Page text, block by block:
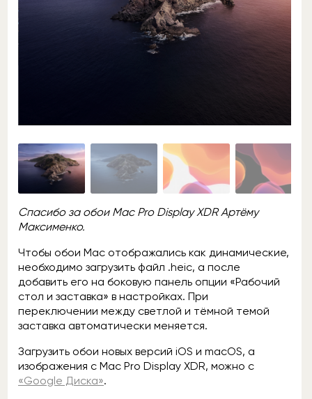
Спасибо за обои Mac Pro Display XDR Артёму
Максименко.
Чтобы обои Mac отображались как динамические,
необходимо загрузить файл .heic, а после
добавить его на боковую панель опции «Рабочий
стол и заставка» в настройках. При
переключении между светлой и тёмной темой
заставка автоматически меняется.
Загрузить обои новых версий iOS и macOS, а
изображения с Mac Pro Display XDR, можно с
«Google Диска».